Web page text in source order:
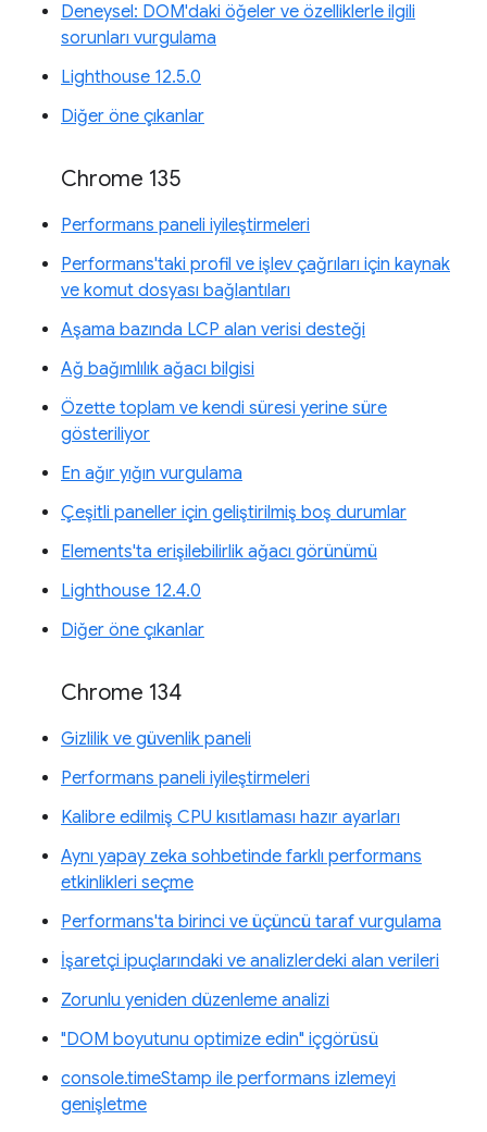
Deneysel: DOM'daki öğeler ve özelliklerle ilgili
sorunları vurgulama
Lighthouse 12.5.0
Diğer öne çıkanlar
Chrome 135
Performans paneli iyileştirmeleri
Performans'taki profil ve işlev çağrıları için kaynak
ve komut dosyası bağlantıları
Aşama bazında LCP alan verisi desteği
Ağ bağımlılık ağacı bilgisi
Özette toplam ve kendi süresi yerine süre
gösteriliyor
En ağır yığın vurgulama
Çeşitli paneller için geliştirilmiş boş durumlar
Elements'ta erişilebilirlik ağacı görünümü
Lighthouse 12.4.0
Diğer öne çıkanlar
Chrome 134
Gizlilik ve güvenlik paneli
Performans paneli iyileştirmeleri
Kalibre edilmiş CPU kısıtlaması hazır ayarları
Aynı yapay zeka sohbetinde farklı performans
etkinlikleri seçme
Performans'ta birinci ve üçüncü taraf vurgulama
İşaretçi ipuçlarındaki ve analizlerdeki alan verileri
Zorunlu yeniden düzenleme analizi
"DOM boyutunu optimize edin" içgörüsü
console.timeStamp ile performans izlemeyi
genişletme